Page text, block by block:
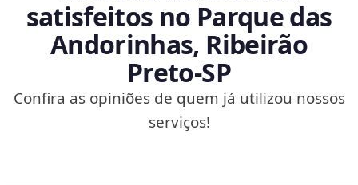
satisfeitos no Parque das
Andorinhas, Ribeirão
Preto‑SP
Confira as opiniões de quem já utilizou nossos
serviços!